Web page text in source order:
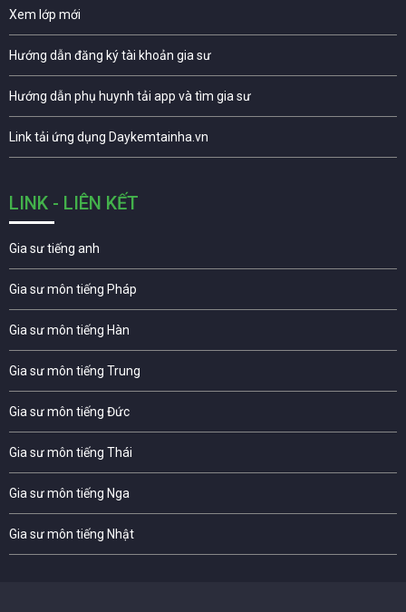
Xem lớp mới
Hướng dẫn đăng ký tài khoản gia sư
Hướng dẫn phụ huynh tải app và tìm gia sư
Link tải ứng dụng Daykemtainha.vn
LINK - LIÊN KẾT
Gia sư tiếng anh
Gia sư môn tiếng Pháp
Gia sư môn tiếng Hàn
Gia sư môn tiếng Trung
Gia sư môn tiếng Đức
Gia sư môn tiếng Thái
Gia sư môn tiếng Nga
Gia sư môn tiếng Nhật